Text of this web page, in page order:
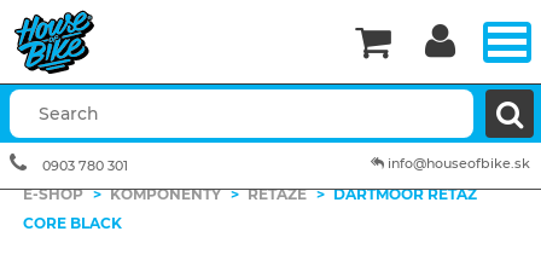
E-SHOP > KOMPONENTY > REŤAZE > DARTMOOR REŤAZ
CORE BLACK


info@houseofbike.sk
0903 780 301